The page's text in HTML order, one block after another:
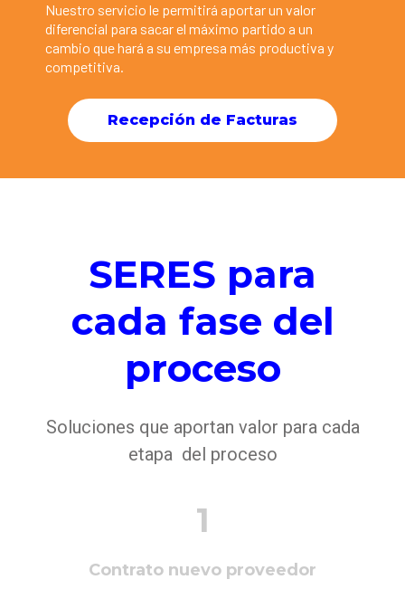
Nuestro servicio le permitirá aportar un valor
diferencial para sacar el máximo partido a un
cambio que hará a su empresa más productiva y
competitiva.
Recepción de Facturas
SERES para
cada fase del
proceso
Soluciones que aportan valor para cada
etapa del proceso
1
Contrato nuevo proveedor